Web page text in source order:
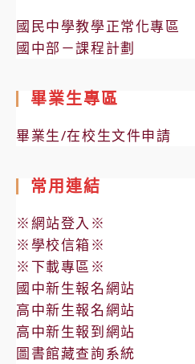
國民中學教學正常化專區
國中部－課程計劃
畢業生專區
畢業生/在校生文件申請
常用連結
※網站登入※
※學校信箱※
※下載專區※
國中新生報名網站
高中新生報名網站
高中新生報到網站
圖書館藏查詢系統